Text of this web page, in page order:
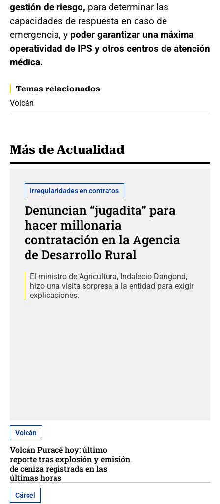
gestión de riesgo, para determinar las
capacidades de respuesta en caso de
emergencia, y poder garantizar una máxima
operatividad de IPS y otros centros de atención
médica.
Temas relacionados
Volcán
Más de Actualidad
Irregularidades en contratos
Denuncian “jugadita” para
hacer millonaria
contratación en la Agencia
de Desarrollo Rural
El ministro de Agricultura, Indalecio Dangond,
hizo una visita sorpresa a la entidad para exigir
explicaciones.
Volcán
Volcán Puracé hoy: último
reporte tras explosión y emisión
de ceniza registrada en las
últimas horas
Cárcel